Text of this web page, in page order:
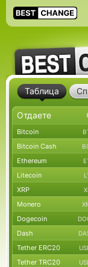
Таблица
Bitcoin
Bitcoin Cash
Ethereum
Litecoin
XRP
Monero
Dogecoin
Dash
Tether ERC20
Tether TRC20